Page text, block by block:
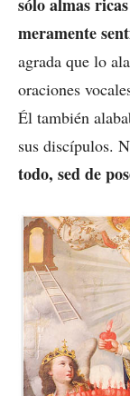
meramente
agrada que lo
oraciones
Él también
sus discípulos.
todo, sed de